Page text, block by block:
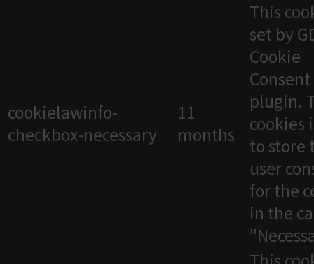
cookielawinfo-
checkbox-necessary
11
months
This
set by
Cookie
Consent
plugin.
cookies
to store
user
for the
in the